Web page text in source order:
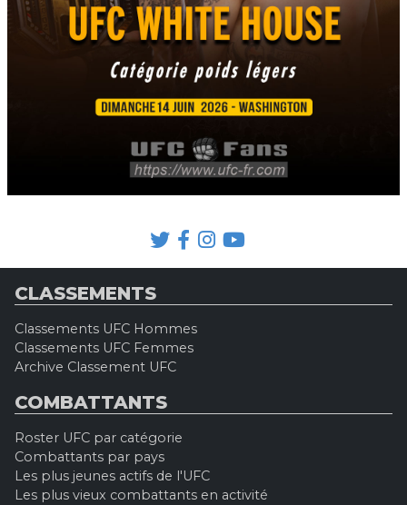
CLASSEMENTS
Classements UFC Hommes
Classements UFC Femmes
Archive Classement UFC
COMBATTANTS
Roster UFC par catégorie
Combattants par pays
Les plus jeunes actifs de l'UFC
Les plus vieux combattants en activité